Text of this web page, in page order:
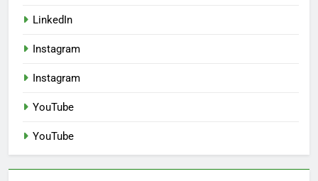
LinkedIn
Instagram
Instagram
YouTube
YouTube